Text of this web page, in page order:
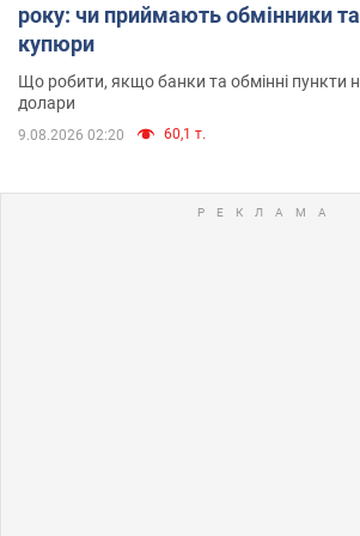
року: чи приймають обмінники та
купюри
Що робити, якщо банки та обмінні пункти
долари
9.08.2026 02:20 60,1 т.